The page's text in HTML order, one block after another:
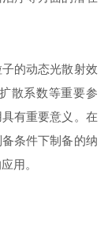
的动态光散射效
散系数等重要参
有重要意义。在
条件下制备的纳
用。